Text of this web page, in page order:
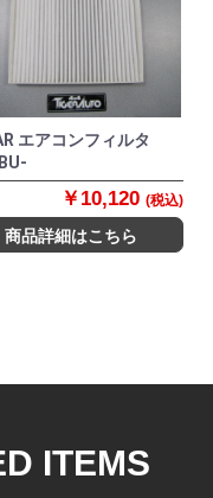
エアコンフィルタ
￥10,120 (税込)
商品詳細はこちら
ITEMS